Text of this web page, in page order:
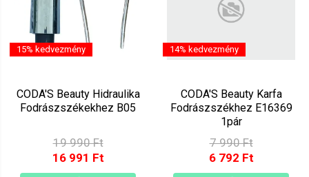
15% kedvezmény
CODA'S Beauty Hidraulika
Fodrászszékekhez B05
19 990 Ft
16 991 Ft
14% kedvezmény
CODA'S Beauty Karfa
Fodrászszékhez E16369
1pár
7 990 Ft
6 792 Ft